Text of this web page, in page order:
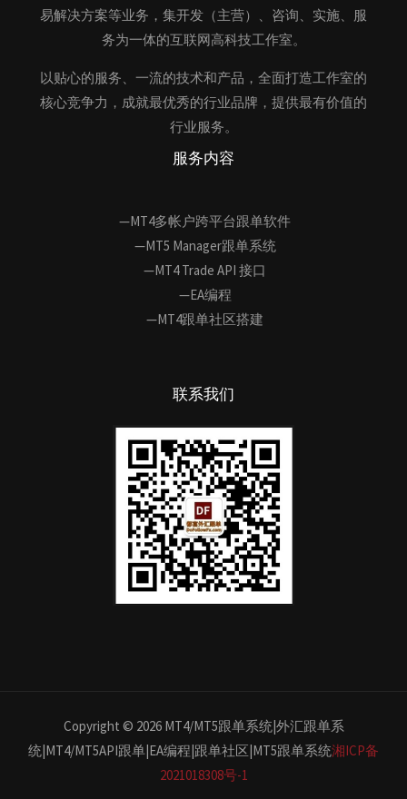
易解决方案等业务，集开发（主营）、咨询、实施、服
务为一体的互联网高科技工作室。
以贴心的服务、一流的技术和产品，全面打造工作室的
核心竞争力，成就最优秀的行业品牌，提供最有价值的
行业服务。
服务内容
—MT4多帐户跨平台跟单软件
—MT5 Manager跟单系统
—MT4 Trade API 接口
—EA编程
—MT4跟单社区搭建
联系我们
Copyright © 2026 MT4/MT5跟单系统|外汇跟单系
统|MT4/MT5API跟单|EA编程|跟单社区|MT5跟单系统湘ICP备
2021018308号-1